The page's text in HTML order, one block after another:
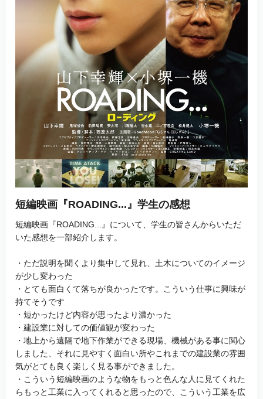
短編映画『ROADING...』学生の感想
短編映画『ROADING...』について、学生の皆さんからいただ
いた感想を一部紹介します。
・ただ説明を聞くより集中して見れ、土木についてのイメージ
が少し変わった
・とても面白くて落ちが良かったです。こういう仕事に興味が
持てそうです
・短かったけど内容が思ったより濃かった
・建設業に対しての価値観が変わった
・地上から遠隔で地下作業ができる現場、機械がある事に関心
しました、それに見やすく面白い所やこれまでの建設業の雰囲
気がとても良く楽しく見る事ができました。
・こういう短編映画のような物をもっと色んな人に見てくれた
らもっと工業に入ってくれると思ったので、こういう工業を広